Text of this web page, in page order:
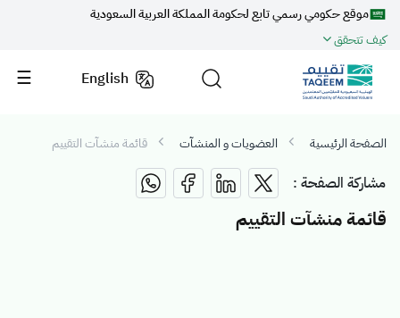
موقع حكومي رسمي تابع لحكومة المملكة العربية السعودية
كيف تتحقق
English
الصفحة الرئيسية العضويات و المنشآت قائمة منشآت التقييم
مشاركة الصفحة :
قائمة منشآت التقييم